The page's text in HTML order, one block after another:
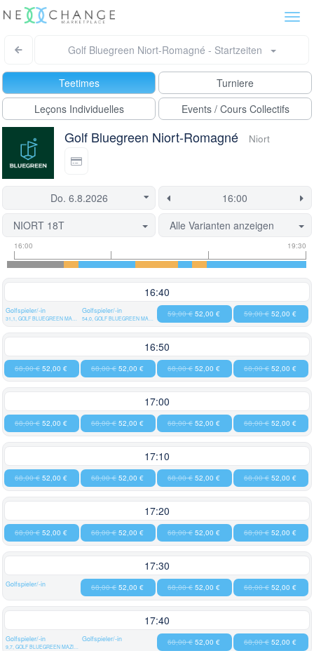
Golf Bluegreen Niort-Romagné - Startzeiten
Teetimes
Turniere
Leçons Individuelles
Events / Cours Collectifs
Golf Bluegreen Niort-Romagné Niort
NIORT 18T
Alle Varianten anzeigen
Informationen
zu
Flight
Informationen
Diese
Startzeit
16:00 19:30
16:40
Golfspieler/-in Golfspieler/-in 59,00 € 52,00 € 59,00 € 52,00 €
16:50
68,00 € 52,00 € 68,00 € 52,00 € 68,00 € 52,00 € 68,00 € 52,00 €
17:00
68,00 € 52,00 € 68,00 € 52,00 € 68,00 € 52,00 € 68,00 € 52,00 €
17:10
68,00 € 52,00 € 68,00 € 52,00 € 68,00 € 52,00 € 68,00 € 52,00 €
17:20
68,00 € 52,00 € 68,00 € 52,00 € 68,00 € 52,00 € 68,00 € 52,00 €
17:30
Golfspieler/-in 68,00 € 52,00 € 68,00 € 52,00 € 68,00 € 52,00 €
17:40
Golfspieler/-in Golfspieler/-in 68,00 € 52,00 € 68,00 € 52,00 €